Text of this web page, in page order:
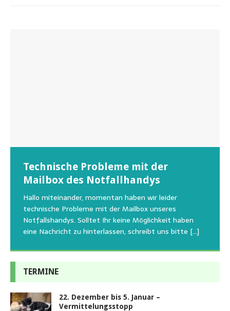
Technische Probleme mit der
Mailbox des Notfallhandys
Hallo miteinander, momentan haben wir leider
technische Probleme mit der Mailbox unseres
Notfallshandys. Solltet Ihr keine Möglichkeit haben
eine Nachricht zu hinterlassen, schreibt uns bitte […]
Beginn der Wildtierrettung
Aus aktuellem Anlass weisen wir darauf hin, dass die
Tierschutzinitiative Haßberge natürlich, wie auch in
den letzten 20 Jahren, immer noch für alle verwaisten
oder[…]
22.08.2026 Sommerfest im Tierheim
Wir bitten um Verständnis, dass am Tag vom
Sommerfest das Hundehaus zum Schutz unserer Tiere
geschlossen bleibt.Viele unserer Hunde erleben einen
emotionalen Stress bei Begegnung[…]
Wunschzettel unserer Fellnasen
Regelmäßig bekommen wir liebe Anfragen, wie man
uns am Besten unterstützen kann. Natürlich ziehen
die gesteigerten Kosten auch uns so richtig in die Knie
und[…]
TERMINE
22. Dezember bis 5. Januar –
Vermittelungsstopp